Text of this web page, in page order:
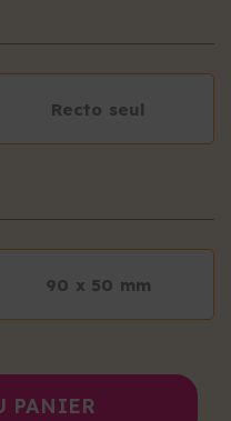
Recto seul
90 x 50 mm
PANIER